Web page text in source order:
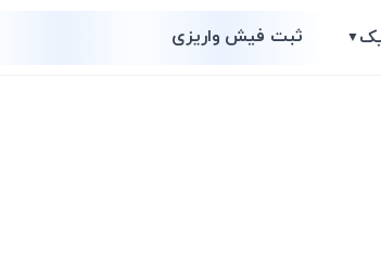
▼ ثبت فیش واریزی